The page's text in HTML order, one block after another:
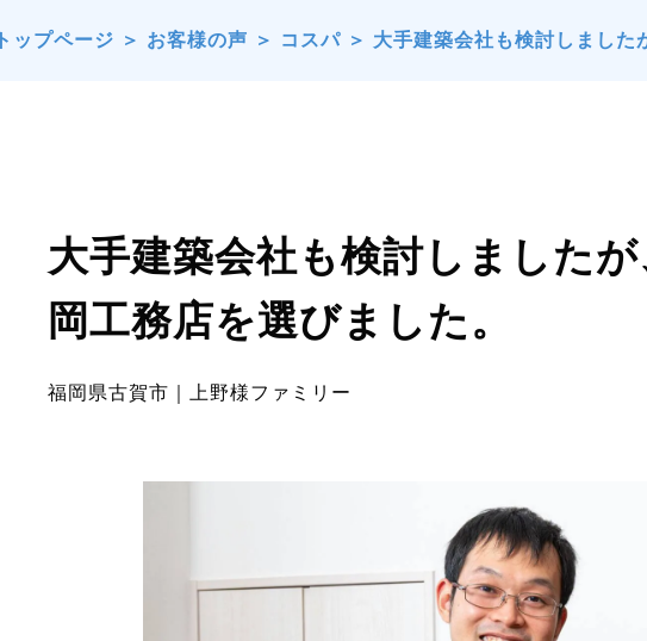
トップページ ＞ お客様の声 ＞ コスパ ＞ 大手建築会社も検討しました
大手建築会社も検討しました
岡工務店を選びました。
福岡県古賀市｜上野様ファミリー